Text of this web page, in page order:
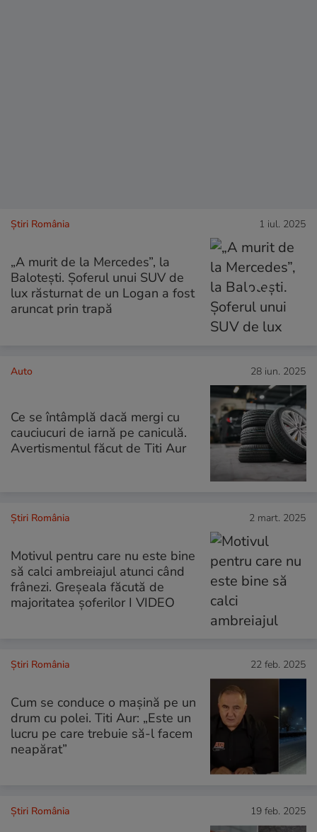
Știri România 1 iul. 2025
„A murit de la Mercedes”, la
Balotești. Șoferul unui SUV de
lux răsturnat de un Logan a fost
aruncat prin trapă
Auto 28 iun. 2025
Ce se întâmplă dacă mergi cu
cauciucuri de iarnă pe caniculă.
Avertismentul făcut de Titi Aur
Știri România 2 mart. 2025
Motivul pentru care nu este bine
să calci ambreiajul atunci când
frânezi. Greșeala făcută de
majoritatea șoferilor I VIDEO
Știri România 22 feb. 2025
Cum se conduce o mașină pe un
drum cu polei. Titi Aur: „Este un
lucru pe care trebuie să-l facem
neapărat”
Știri România 19 feb. 2025